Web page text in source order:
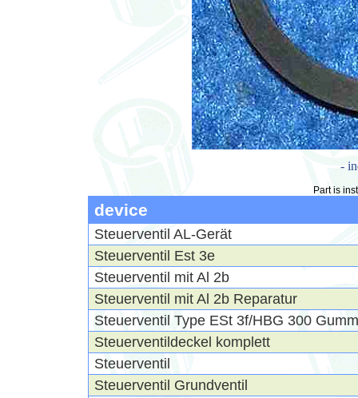
-
Part is
device
Steuerventil AL-Gerät
Steuerventil Est 3e
Steuerventil mit Al 2b
Steuerventil mit Al 2b Reparatur
Steuerventil Type ESt 3f/HBG 300
Steuerventildeckel komplett
Steuerventil
Steuerventil Grundventil